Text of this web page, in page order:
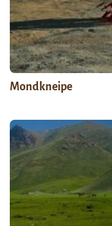
Mondkneipe